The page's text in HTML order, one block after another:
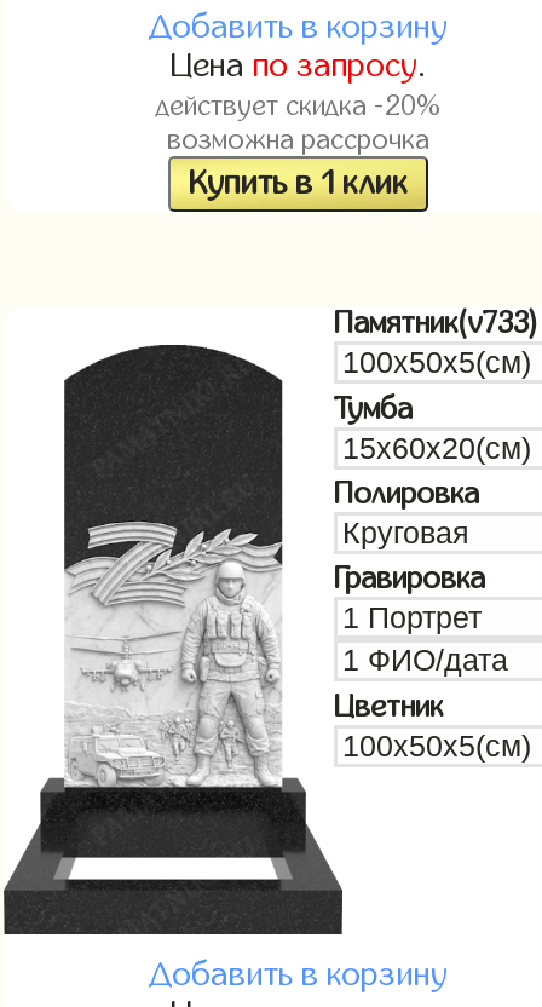
Добавить в корзину
Цена по запросу.
действует скидка -20%
возможна рассрочка
Купить в 1 клик
Памятник(v733)
Тумба
Полировка
Гравировка
Цветник
Добавить в корзину